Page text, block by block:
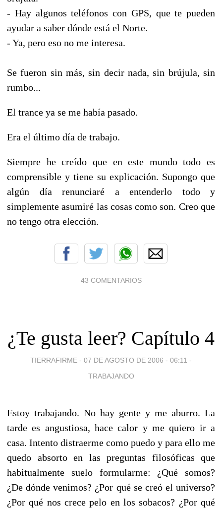
- Hay algunos teléfonos con GPS, que te pueden
ayudar a saber dónde está el Norte.
- Ya, pero eso no me interesa.
Se fueron sin más, sin decir nada, sin brújula, sin
rumbo...
El trance ya se me había pasado.
Era el último día de trabajo.
Siempre he creído que en este mundo todo es
comprensible y tiene su explicación. Supongo que
algún día renunciaré a entenderlo todo y
simplemente asumiré las cosas como son. Creo que
no tengo otra elección.
43 COMENTARIOS
¿Te gusta leer? Capítulo 4
TIERRAFIRME - 07 DE AGOSTO DE 2006 - 06:11 -
TRABAJANDO
Estoy trabajando. No hay gente y me aburro. La
tarde es angustiosa, hace calor y me quiero ir a
casa. Intento distraerme como puedo y para ello me
quedo absorto en las preguntas filosóficas que
habitualmente suelo formularme: ¿Qué somos?
¿De dónde venimos? ¿Por qué se creó el universo?
¿Por qué nos crece pelo en los sobacos? ¿Por qué